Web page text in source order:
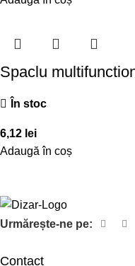
Spaclu
În stoc
6,12 lei
Adaugă în coș
Urmărește-ne pe:
Contact